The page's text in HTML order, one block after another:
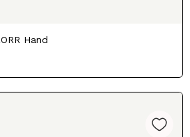
Hand